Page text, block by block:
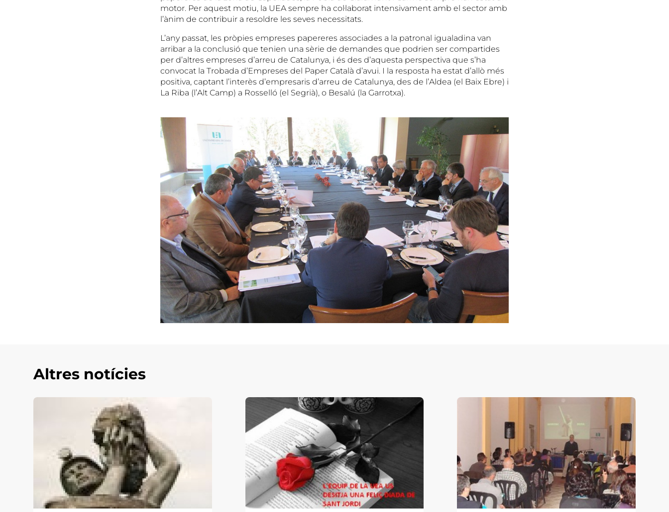
motor. Per aquest motiu, la UEA sempre ha col·laborat intensivament amb el sector amb
l’ànim de contribuir a resoldre les seves necessitats.
L’any passat, les pròpies empreses papereres associades a la patronal igualadina van
arribar a la conclusió que tenien una sèrie de demandes que podrien ser compartides
per d’altres empreses d’arreu de Catalunya, i és des d’aquesta perspectiva que s’ha
convocat la Trobada d’Empreses del Paper Català d’avui. I la resposta ha estat d’allò més
positiva, captant l’interès d’empresaris d’arreu de Catalunya, des de l’Aldea (el Baix Ebre) i
La Riba (l’Alt Camp) a Rosselló (el Segrià), o Besalú (la Garrotxa).
Altres notícies